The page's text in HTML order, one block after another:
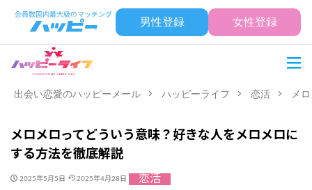
男性登録 女性登録
出会い恋愛のハッピーメール ハッピーライフ 恋活 メ
メロメロってどういう意味？好きな人をメロメロに
する方法を徹底解説
2025年5月5日 2025年4月28日 恋活